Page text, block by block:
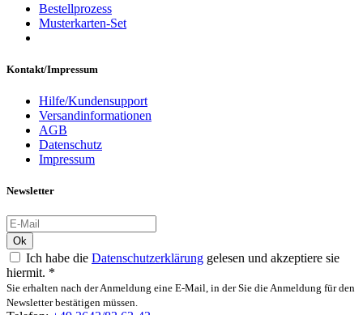
Bestellprozess
Musterkarten-Set
Kontakt/Impressum
Hilfe/Kundensupport
Versandinformationen
AGB
Datenschutz
Impressum
Newsletter
Ok
Ich habe die Datenschutzerklärung gelesen und akzeptiere sie
hiermit. *
Sie erhalten nach der Anmeldung eine E-Mail, in der Sie die Anmeldung für den
Newsletter bestätigen müssen.